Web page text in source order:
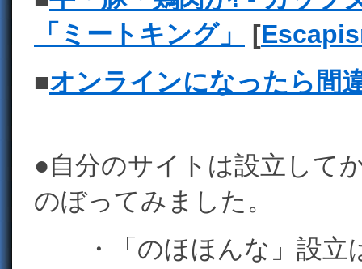
「ミートキング」
[
■オンラインになったら間
●自分のサイトは設立して
のぼってみました。
・「のほほんな」設立